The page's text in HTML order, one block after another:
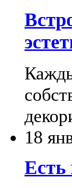
18
Есть